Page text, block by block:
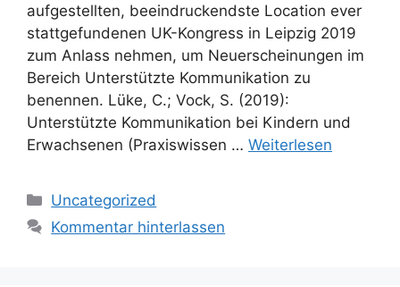
aufgestellten, beeindruckendste Location ever
stattgefundenen UK-Kongress in Leipzig 2019
zum Anlass nehmen, um Neuerscheinungen im
Bereich Unterstützte Kommunikation zu
benennen. Lüke, C.; Vock, S. (2019):
Unterstützte Kommunikation bei Kindern und
Erwachsenen (Praxiswissen … Weiterlesen
Kategorien
Uncategorized
Kommentar hinterlassen